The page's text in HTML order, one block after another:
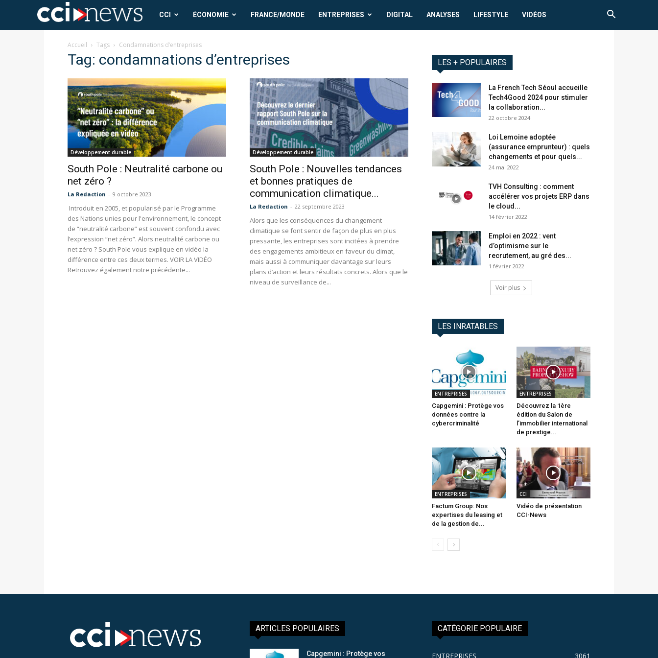
CCI
News
CCI ÉCONOMIE FRANCE/MONDE ENTREPRISES DIGITAL ANALYSES LIFESTYLE VIDÉOS
Accueil Tags Condamnations d’entreprises
Tag: condamnations d’entreprises
Développement durable
South Pole : Neutralité carbone ou
net zéro ?
La Redaction - 9 octobre 2023
Introduit en 2005, et popularisé par le Programme
des Nations unies pour l'environnement, le concept
de “neutralité carbone” est souvent confondu avec
l’expression “net zéro”. Alors neutralité carbone ou
net zéro ? South Pole vous explique en vidéo la
différence entre ces deux termes. VOIR LA VIDÉO
Retrouvez également notre précédente...
Développement durable
South Pole : Nouvelles tendances
et bonnes pratiques de
communication climatique...
La Redaction - 22 septembre 2023
Alors que les conséquences du changement
climatique se font sentir de façon de plus en plus
pressante, les entreprises sont incitées à prendre
des engagements ambitieux en faveur du climat,
mais aussi à communiquer davantage sur leurs
plans d’action et leurs résultats concrets. Alors que le
niveau de surveillance de...
LES + POPULAIRES
La French Tech Séoul accueille
Tech4Good 2024 pour stimuler
la collaboration...
22 octobre 2024
Loi Lemoine adoptée
(assurance emprunteur) : quels
changements et pour quels...
24 mai 2022
TVH Consulting : comment
accélérer vos projets ERP dans
le cloud...
14 février 2022
Emploi en 2022 : vent
d’optimisme sur le
recrutement, au gré des...
1 février 2022
Voir plus
LES INRATABLES
ENTREPRISES
Capgemini : Protège vos
données contre la
cybercriminalité
ENTREPRISES
Découvrez la 1ère
édition du Salon de
l’immobilier international
de prestige...
ENTREPRISES
Factum Group: Nos
expertises du leasing et
de la gestion de...
CCI
Vidéo de présentation
CCI-News
ARTICLES POPULAIRES
Capgemini : Protège vos
CATÉGORIE POPULAIRE
ENTREPRISES 3061